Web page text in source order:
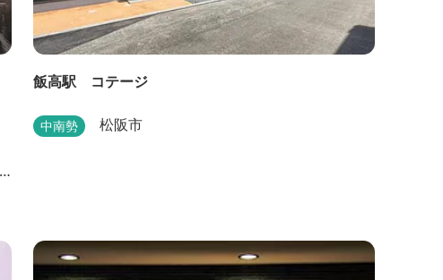
飯高駅 コテージ
中南勢 松阪市